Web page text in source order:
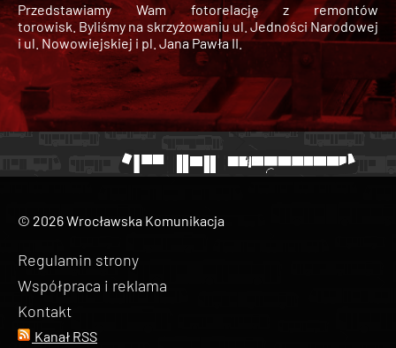
Przedstawiamy Wam fotorelację z remontów
torowisk. Byliśmy na skrzyżowaniu ul. Jedności Narodowej
i ul. Nowowiejskiej i pl. Jana Pawła II.
© 2026 Wrocławska Komunikacja
Regulamin strony
Współpraca i reklama
Kontakt
Kanał RSS